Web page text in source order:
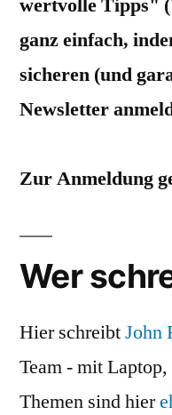
ganz einfach,
sicheren (und
Newsletter
Zur Anmeldung
Wer
Hier schreibtJohn
Team - mit
Themen sind hier